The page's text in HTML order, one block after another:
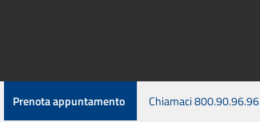
Prenota appuntamento Chiamaci 800.90.96.96